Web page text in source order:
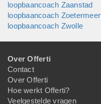
loopbaancoach Zaanstad
loopbaancoach Zoetermeer
loopbaancoach Zwolle
Over Offerti
Contact
Over Offerti
Hoe werkt Offerti?
Veelgestelde vragen